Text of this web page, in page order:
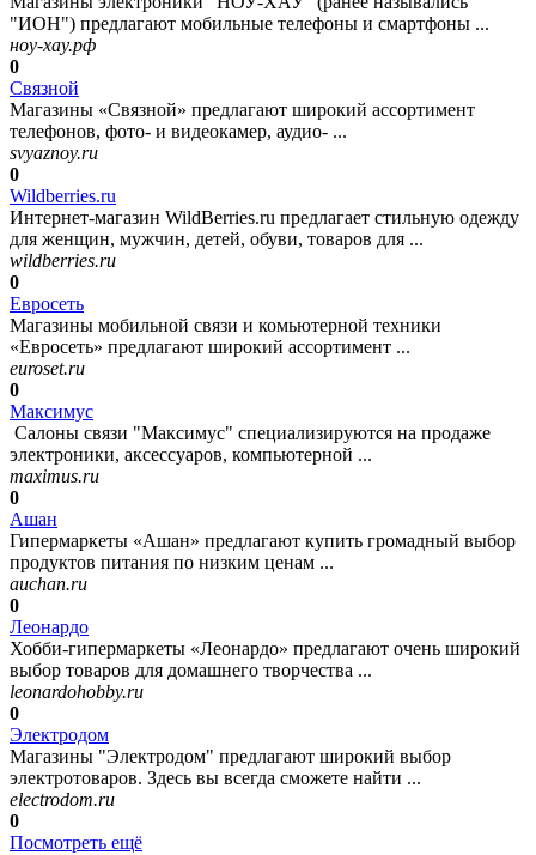
"ИОН") предлагают мобильные телефоны и смартфоны ...
ноу-хау.рф
0
Связной
Магазины «Связной» предлагают широкий ассортимент
телефонов, фото- и видеокамер, аудио- ...
svyaznoy.ru
0
Wildberries.ru
Интернет-магазин WildBerries.ru предлагает стильную одежду
для женщин, мужчин, детей, обуви, товаров для ...
wildberries.ru
0
Евросеть
Магазины мобильной связи и комьютерной техники
«Евросеть» предлагают широкий ассортимент ...
euroset.ru
0
Максимус
Салоны связи "Максимус" специализируются на продаже
электроники, аксессуаров, компьютерной ...
maximus.ru
0
Ашан
Гипермаркеты «Ашан» предлагают купить громадный выбор
продуктов питания по низким ценам ...
auchan.ru
0
Леонардо
Хобби-гипермаркеты «Леонардо» предлагают очень широкий
выбор товаров для домашнего творчества ...
leonardohobby.ru
0
Электродом
Магазины "Электродом" предлагают широкий выбор
электротоваров. Здесь вы всегда сможете найти ...
electrodom.ru
0
Посмотреть ещё